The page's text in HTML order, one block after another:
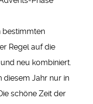
bestimmten
Regel auf die
neu kombiniert.
diesem Jahr nur in
schöne Zeit der